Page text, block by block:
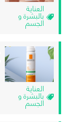
العناية
بالبشرة و
الجسم
العناية
بالبشرة و
الجسم